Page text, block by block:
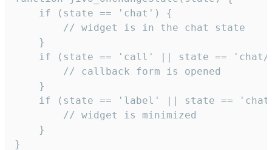
    if (state == 'chat') {
        // widget is in the chat state
    }
if (state == 'call' || state ==
        // callback form is opened
    }
if (state == 'label' || state ==
        // widget is minimized
    }
}